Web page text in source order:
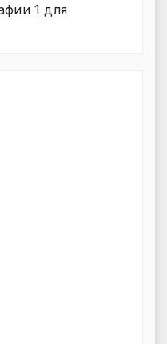
1 для